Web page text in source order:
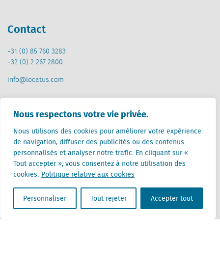
Nous respectons votre vie privée.
Nous utilisons des cookies pour améliorer votre expérience
de navigation, diffuser des publicités ou des contenus
personnalisés et analyser notre trafic. En cliquant sur «
Tout accepter », vous consentez à notre utilisation des
cookies. Politique relative aux cookies
Personnaliser Tout rejeter Accepter tout
Contact
+31 (0) 85 760 3283
+32 (0) 2 267 2800
info@locatus.com
Offices
Creative Valley
Stationsplein 32
3511 ED Utrecht
Belgique
Rue Cantersteen 47
1000 Bruxelles